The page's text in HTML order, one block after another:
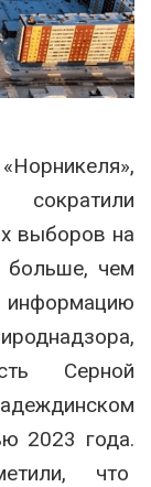
выборов на
больше, чем
Серной
2023 года.
что